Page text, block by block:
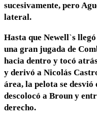
sucesivamente, pero
lateral.
Hasta que Newell`s
una gran jugada de
hacia dentro y tocó
y derivó a Nicolás
área, la pelota se desvió
descolocó a Broun y
derecho.